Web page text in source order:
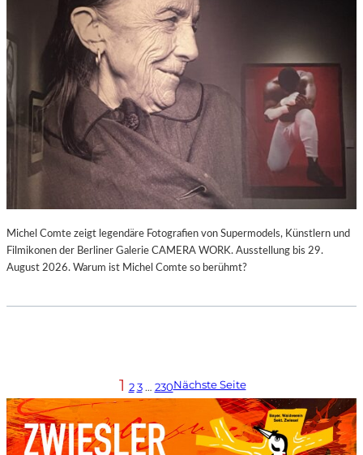
Michel Comte zeigt legendäre Fotografien von Supermodels, Künstlern und
Filmikonen der Berliner Galerie CAMERA WORK. Ausstellung bis 29.
August 2026. Warum ist Michel Comte so berühmt?
1 2 3 … 230Nächste Seite